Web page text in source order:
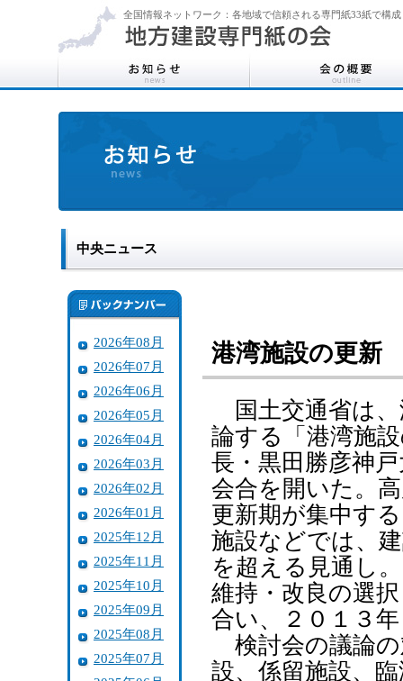
全国情報ネットワーク：各地域で信頼される専門紙33紙で構成
中央ニュース
2026年08月
2026年07月
2026年06月
2026年05月
2026年04月
2026年03月
2026年02月
2026年01月
2025年12月
2025年11月
2025年10月
2025年09月
2025年08月
2025年07月
港湾施設の更新
国土交通省は、
論する「港湾施
長・黒田勝彦神
会合を開いた。
更新期が集中す
施設などでは、
を超える見通し
維持・改良の選
合い、２０１３
検討会の議論の
設、係留施設、